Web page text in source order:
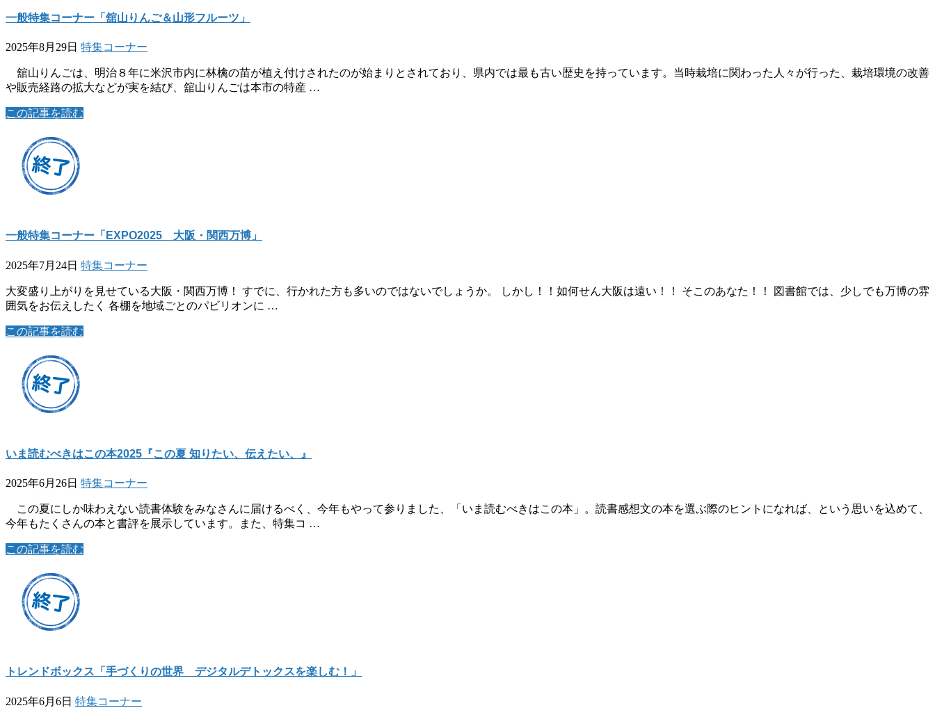
一般特集コーナー「舘山りんご＆山形フルーツ」
2025年8月29日 特集コーナー
舘山りんごは、明治８年に米沢市内に林檎の苗が植え付けされたのが始まりとされており、県内では最も古い歴史を持っています。当時栽培に関わった人々が行った、栽培環境の改善
や販売経路の拡大などが実を結び、舘山りんごは本市の特産 …
この記事を読む
一般特集コーナー「EXPO2025 大阪・関西万博」
2025年7月24日 特集コーナー
大変盛り上がりを見せている大阪・関西万博！ すでに、行かれた方も多いのではないでしょうか。 しかし！！如何せん大阪は遠い！！ そこのあなた！！ 図書館では、少しでも万博の雰
囲気をお伝えしたく 各棚を地域ごとのパビリオンに …
この記事を読む
いま読むべきはこの本2025『この夏 知りたい、伝えたい、』
2025年6月26日 特集コーナー
この夏にしか味わえない読書体験をみなさんに届けるべく、今年もやって参りました、「いま読むべきはこの本」。読書感想文の本を選ぶ際のヒントになれば、という思いを込めて、
今年もたくさんの本と書評を展示しています。また、特集コ …
この記事を読む
トレンドボックス「手づくりの世界 デジタルデトックスを楽しむ！」
2025年6月6日 特集コーナー